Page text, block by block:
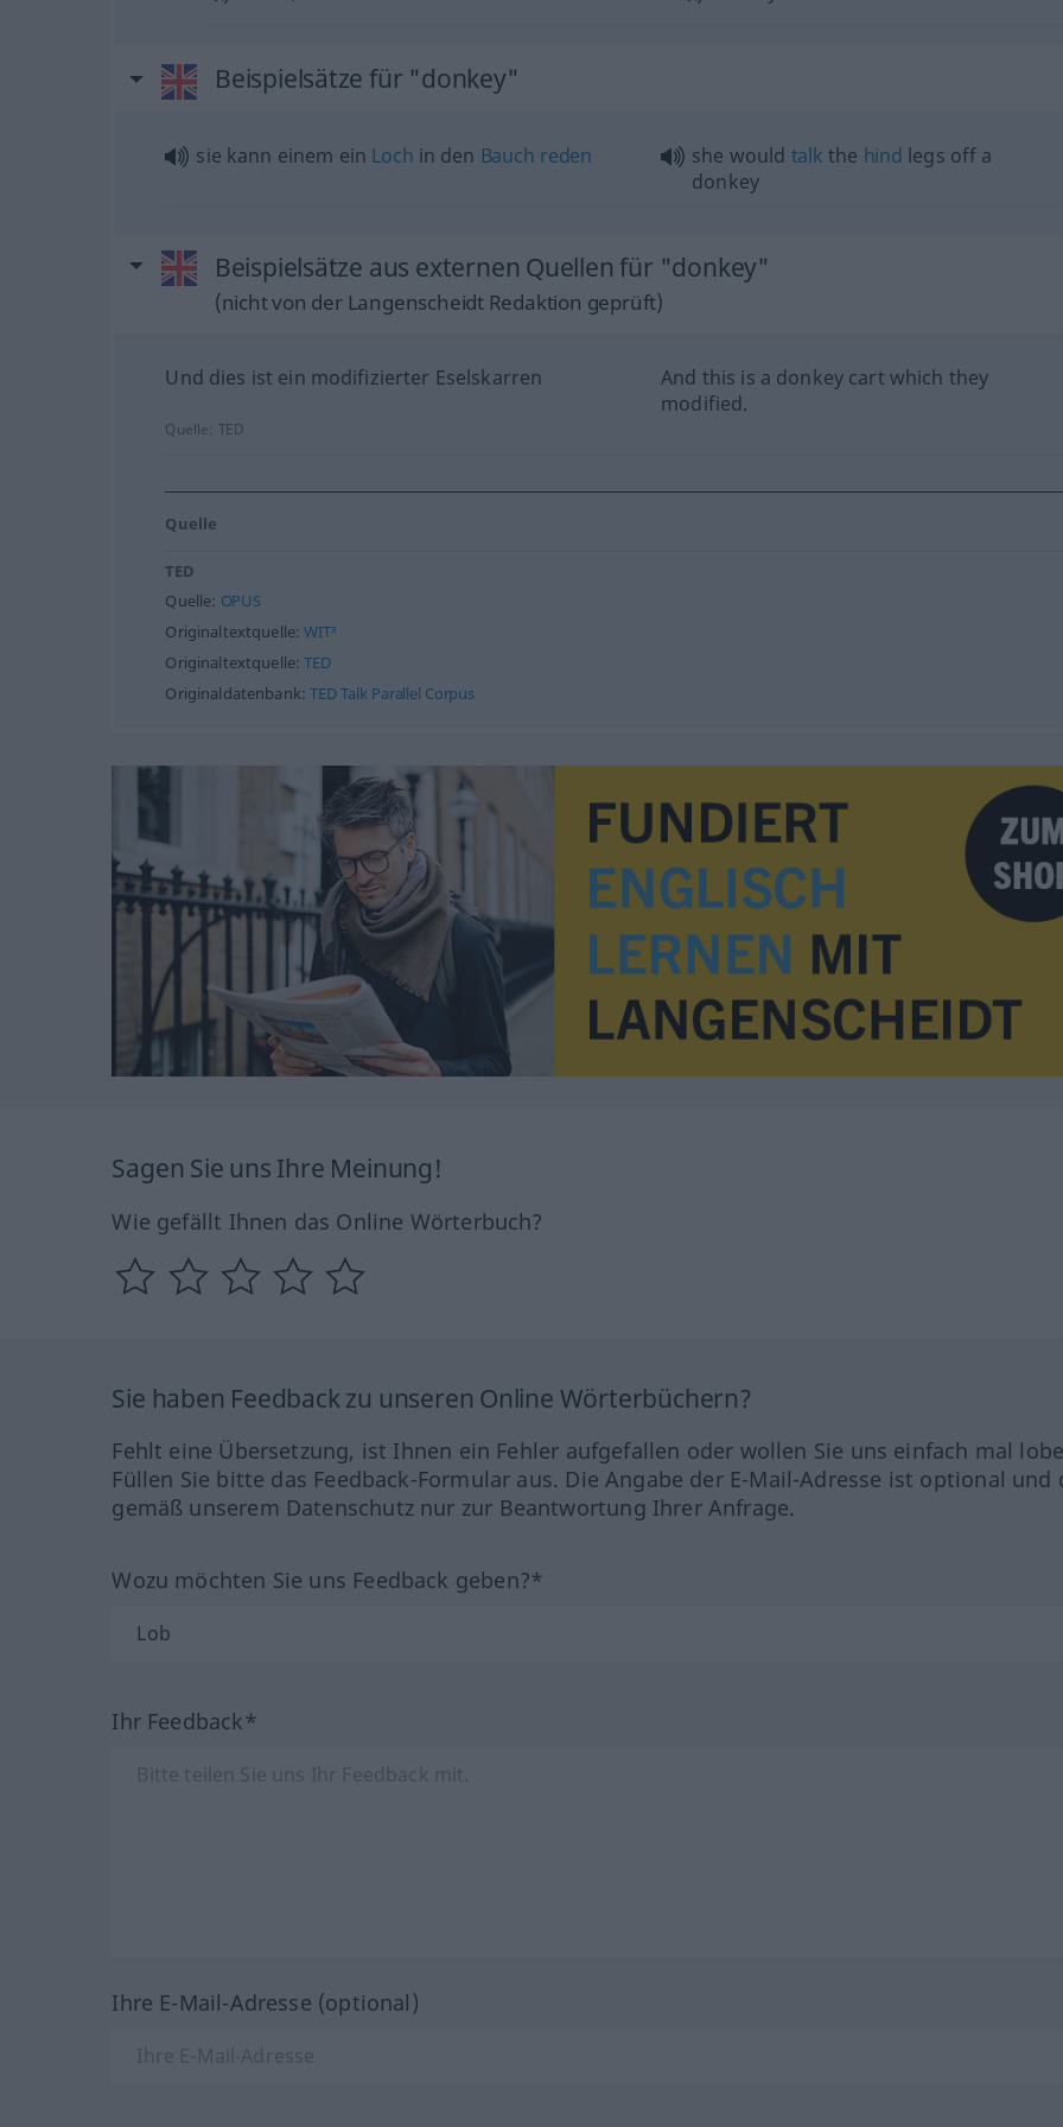
Beispielsätze für "donkey"
sie kann einem ein Loch in den Bauch reden she would talk the hind legs off a
donkey
Beispielsätze aus externen Quellen für "donkey"
(nicht von der Langenscheidt Redaktion geprüft)
Und dies ist ein modifizierter Eselskarren
And this is a donkey cart which they
modified.
Quelle: TED
Quelle
TED
Quelle: OPUS
Originaltextquelle:WIT³
Originaltextquelle:TED
Originaldatenbank:TED Talk Parallel Corpus
Sagen Sie uns Ihre Meinung!
Wie gefällt Ihnen das Online Wörterbuch?
Sie haben Feedback zu unseren Online Wörterbüchern?
Fehlt eine Übersetzung, ist Ihnen ein Fehler aufgefallen oder wollen Sie uns einfach mal
Füllen Sie bitte das Feedback-Formular aus. Die Angabe der E-Mail-Adresse ist optional und
gemäß unserem Datenschutz nur zur Beantwortung Ihrer Anfrage.
Wozu möchten Sie uns Feedback geben?*
Ihr Feedback*
Ihre E-Mail-Adresse (optional)